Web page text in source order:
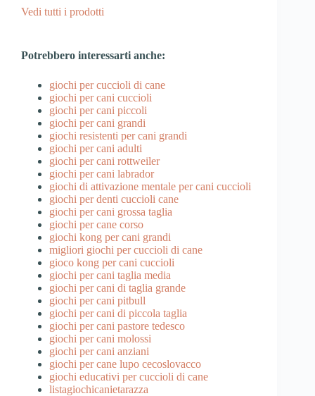
Vedi tutti i prodotti
Potrebbero interessarti anche:
giochi per cuccioli di cane
giochi per cani cuccioli
giochi per cani piccoli
giochi per cani grandi
giochi resistenti per cani grandi
giochi per cani adulti
giochi per cani rottweiler
giochi per cani labrador
giochi di attivazione mentale per cani cuccioli
giochi per denti cuccioli cane
giochi per cani grossa taglia
giochi per cane corso
giochi kong per cani grandi
migliori giochi per cuccioli di cane
gioco kong per cani cuccioli
giochi per cani taglia media
giochi per cani di taglia grande
giochi per cani pitbull
giochi per cani di piccola taglia
giochi per cani pastore tedesco
giochi per cani molossi
giochi per cani anziani
giochi per cane lupo cecoslovacco
giochi educativi per cuccioli di cane
listagiochicanietarazza